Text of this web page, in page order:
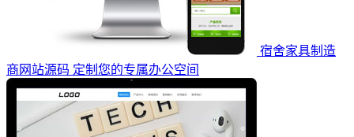
宿舍家具制造
商网站源码 定制您的专属办公空间